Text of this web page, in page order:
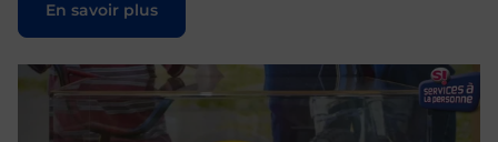
En savoir plus